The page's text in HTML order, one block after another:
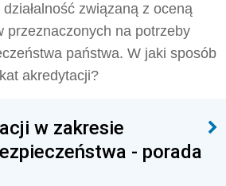
związaną z oceną
przeznaczonych na potrzeby
państwa. W jaki sposób
akredytacji?
w zakresie
- porada